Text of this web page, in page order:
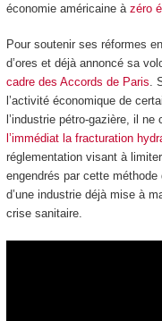
économie américaine à zéro
Pour soutenir ses réformes
d’ores et déjà annoncé sa
cadre des Accords de Paris.
l’activité économique de
l’industrie pétro-gazière, il ne
l’immédiat la fracturation
réglementation visant à
engendrés par cette
d’une industrie déjà mise à
crise sanitaire.